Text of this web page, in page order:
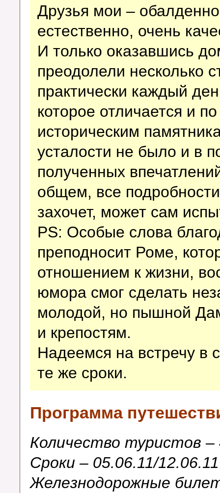
Друзья мои –
естественно, очень
И только оказавшись
преодолели несколько
практически каждый
которое отличается и
историческим
усталости не было и в
полученных
общем, все
захочет, может сам
PS: Особые слова
преподносит Роме,
отношением к жизни,
юмора смог сделать
молодой, но пышной
и крепостям.
Надеемся на встречу в
те же сроки.
Программа
Количество туристов –
Сроки – 05.06.11/
Железнодорожные